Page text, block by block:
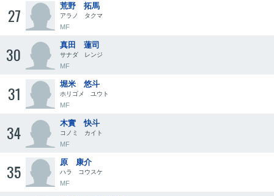
27 荒野 拓馬
アラノ タクマ
MF
30 真田 蓮司
サナダ レンジ
MF
31 堀米 悠斗
ホリゴメ ユウト
MF
34 木實 快斗
コノミ カイト
MF
35 原 康介
ハラ コウスケ
MF